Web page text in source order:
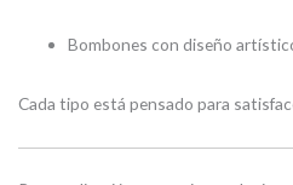
Bombones con diseño
Cada tipo está pensado para